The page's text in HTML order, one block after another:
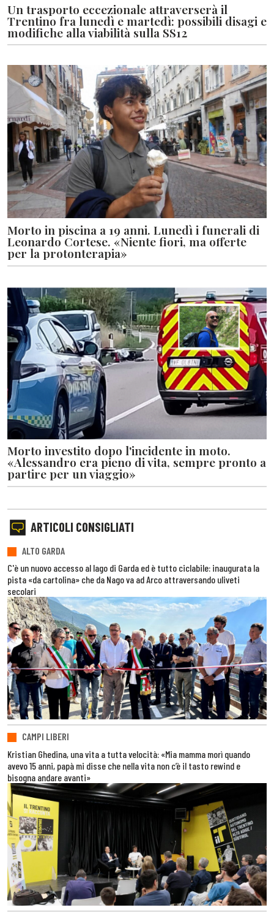
Un trasporto eccezionale attraverserà il
Trentino fra lunedì e martedì: possibili disagi e
modifiche alla viabilità sulla SS12
Morto in piscina a 19 anni. Lunedì i funerali di
Leonardo Cortese. «Niente fiori, ma offerte
per la protonterapia»
Morto investito dopo l'incidente in moto.
«Alessandro era pieno di vita, sempre pronto a
partire per un viaggio»
ARTICOLI CONSIGLIATI
ALTO GARDA
C'è un nuovo accesso al lago di Garda ed è tutto ciclabile: inaugurata la
pista «da cartolina» che da Nago va ad Arco attraversando uliveti
secolari
CAMPI LIBERI
Kristian Ghedina, una vita a tutta velocità: «Mia mamma morì quando
avevo 15 anni, papà mi disse che nella vita non c’è il tasto rewind e
bisogna andare avanti»